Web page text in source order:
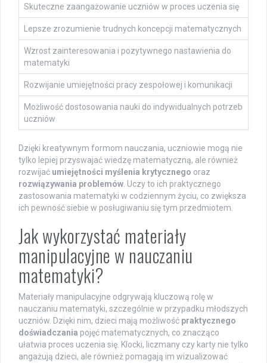
Skuteczne zaangażowanie uczniów w proces uczenia się
Lepsze zrozumienie trudnych koncepcji matematycznych
Wzrost zainteresowania i pozytywnego nastawienia do
matematyki
Rozwijanie umiejętności pracy zespołowej i komunikacji
Możliwość dostosowania nauki do indywidualnych potrzeb
uczniów
Dzięki kreatywnym formom nauczania, uczniowie mogą nie
tylko lepiej przyswajać wiedzę matematyczną, ale również
rozwijać umiejętności myślenia krytycznego oraz
rozwiązywania problemów. Uczy to ich praktycznego
zastosowania matematyki w codziennym życiu, co zwiększa
ich pewność siebie w posługiwaniu się tym przedmiotem.
Jak wykorzystać materiały
manipulacyjne w nauczaniu
matematyki?
Materiały manipulacyjne odgrywają kluczową rolę w
nauczaniu matematyki, szczególnie w przypadku młodszych
uczniów. Dzięki nim, dzieci mają możliwość praktycznego
doświadczania pojęć matematycznych, co znacząco
ułatwia proces uczenia się. Klocki, liczmany czy karty nie tylko
angażują dzieci, ale również pomagają im wizualizować